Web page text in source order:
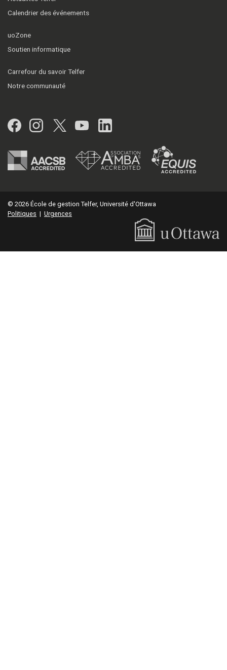
Calendrier des événements
uoZone
Soutien informatique
Carrefour du savoir Telfer
Notre communauté
Facebook
Instagram
Twitter
YouTubeLinkedIn
© 2026 École de gestion Telfer, Université d'Ottawa
Politiques | Urgences